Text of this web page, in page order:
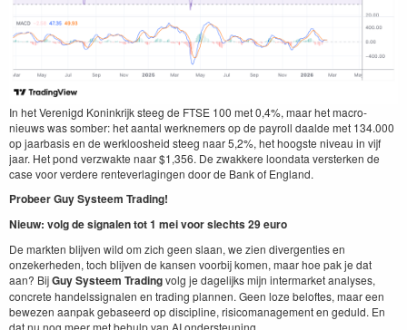
In het Verenigd Koninkrijk steeg de FTSE 100 met 0,4%, maar het macro-
nieuws was somber: het aantal werknemers op de payroll daalde met 134.000
op jaarbasis en de werkloosheid steeg naar 5,2%, het hoogste niveau in vijf
jaar. Het pond verzwakte naar $1,356. De zwakkere loondata versterken de
case voor verdere renteverlagingen door de Bank of England.
Probeer Guy Systeem Trading!
Nieuw: volg de signalen tot 1 mei voor slechts 29 euro
De markten blijven wild om zich geen slaan, we zien divergenties en
onzekerheden, toch blijven de kansen voorbij komen, maar hoe pak je dat
aan? BijGuy Systeem Tradingvolg je dagelijks mijn intermarket analyses,
concrete handelssignalen en trading plannen. Geen loze beloftes, maar een
bewezen aanpak gebaseerd op discipline, risicomanagement en geduld. En